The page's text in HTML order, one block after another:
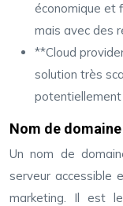
économique et
mais avec des
**Cloud
solution très
potentiellement
Nom de domaine
Un nom de
serveur accessible
marketing. Il est